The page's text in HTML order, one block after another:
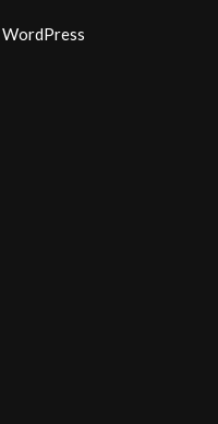
WordPress